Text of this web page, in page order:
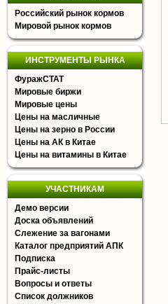
Российский рынок кормов
Мировой рынок кормов
ИНСТРУМЕНТЫ РЫНКА
ФуражСТАТ
Мировые биржи
Мировые цены
Цены на масличные
Цены на зерно в России
Цены на АК в Китае
Цены на витамины в Китае
УЧАСТНИКАМ
Демо версии
Доска объявлений
Слежение за вагонами
Каталог предприятий АПК
Подписка
Прайс-листы
Вопросы и ответы
Список должников